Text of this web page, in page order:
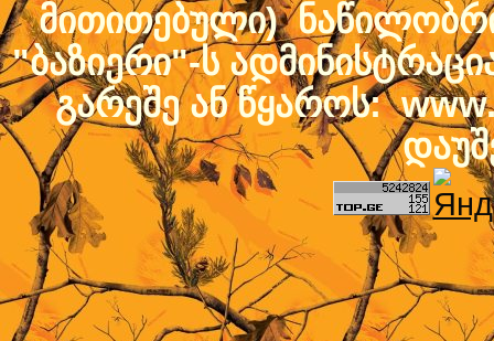
მითითებული)
"ბაზიერი"-ს
გარეშე ან წყაროს: